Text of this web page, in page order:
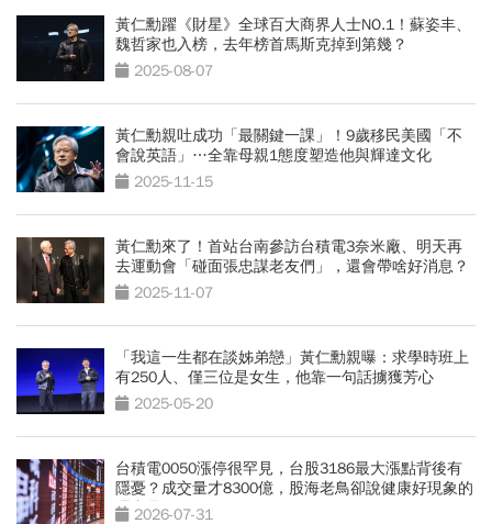
黃仁勳躍《財星》全球百大商界人士NO.1！蘇姿丰、
魏哲家也入榜，去年榜首馬斯克掉到第幾？
2025-08-07
黃仁勳親吐成功「最關鍵一課」！9歲移民美國「不
會說英語」…全靠母親1態度塑造他與輝達文化
2025-11-15
黃仁勳來了！首站台南參訪台積電3奈米廠、明天再
去運動會「碰面張忠謀老友們」，還會帶啥好消息？
2025-11-07
「我這一生都在談姊弟戀」黃仁勳親曝：求學時班上
有250人、僅三位是女生，他靠一句話擄獲芳心
2025-05-20
台積電0050漲停很罕見，台股3186最大漲點背後有
隱憂？成交量才8300億，股海老鳥卻說健康好現象的
理由是？
2026-07-31